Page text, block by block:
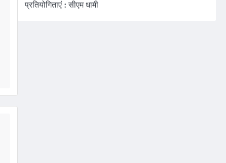
प्रतियोगिताएं : सीएम धामी